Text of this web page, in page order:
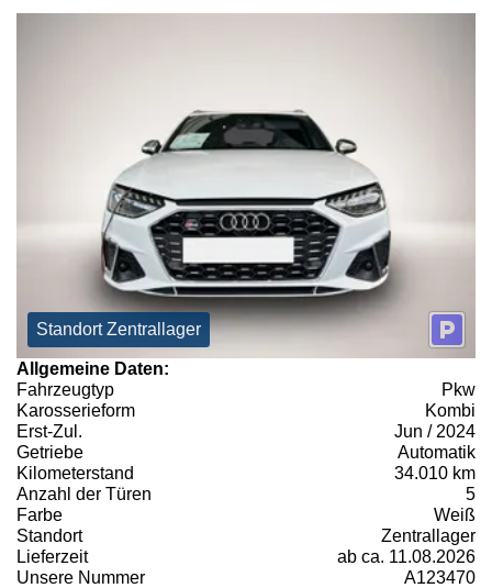
Standort Zentrallager
Allgemeine Daten:
Fahrzeugtyp
Pkw
Karosserieform
Kombi
Erst-Zul.
Jun / 2024
Getriebe
Automatik
Kilometerstand
34.010 km
Anzahl der Türen
5
Farbe
Weiß
Standort
Zentrallager
Lieferzeit
ab ca. 11.08.2026
Unsere Nummer
A123470